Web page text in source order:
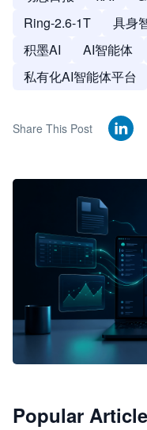
Ring-2.6-1T
具身
积墨AI
AI智能体
私有化AI智能体平台
Share This Post
JimoClaw 桌面 AI
Popular